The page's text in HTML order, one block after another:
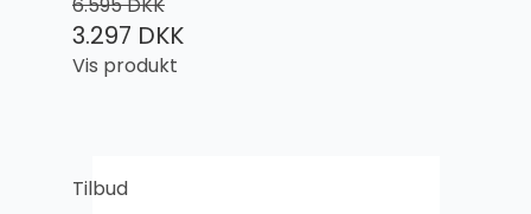
3.297 DKK
Vis produkt
Tilbud